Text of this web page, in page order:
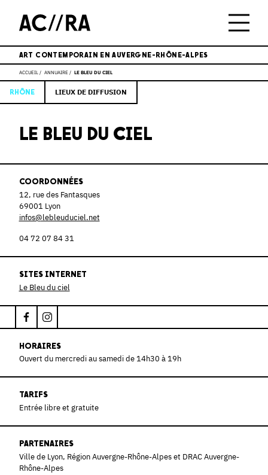
ART CONTEMPORAIN EN AUVERGNE-RHÔNE-ALPES
ACCUEIL ANNUAIRE LE BLEU DU CIEL
RHÔNE LIEUX DE DIFFUSION
LE BLEU DU CIEL
COORDONNÉES
12, rue des Fantasques
69001 Lyon
infos@lebleuduciel.net
04 72 07 84 31
SITES INTERNET
Le Bleu du ciel
HORAIRES
Ouvert du mercredi au samedi de 14h30 à 19h
TARIFS
Entrée libre et gratuite
PARTENAIRES
Ville de Lyon, Région Auvergne-Rhône-Alpes et DRAC Auvergne-
Rhône-Alpes